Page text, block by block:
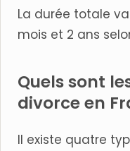
La durée totale
mois et 2 ans
Quels sont
divorce en
Il existe quatre